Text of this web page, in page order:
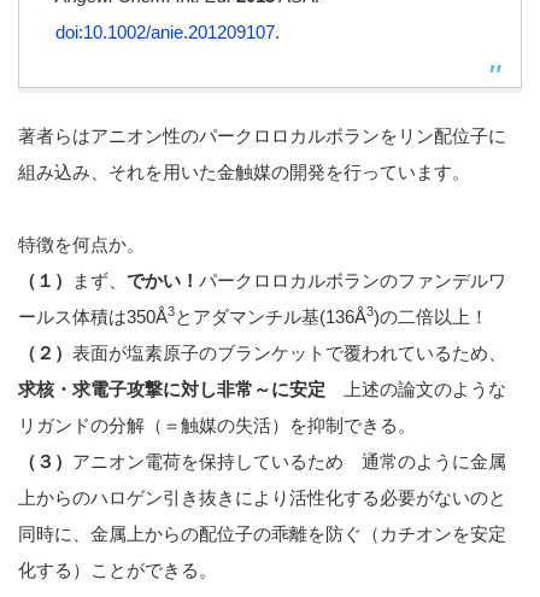
doi:10.1002/anie.201209107.
著者らはアニオン性のパークロロカルボランをリン配位子に
組み込み、それを用いた金触媒の開発を行っています。
特徴を何点か。
（１）
まず、 でかい！ パークロロカルボランのファンデルワ
ールス体積は350Å3とアダマンチル基(136Å3)の二倍以上！
（２） 表面が塩素原子のブランケットで覆われているため、
求核・求電子攻撃に対し非常～に安定 上述の論文のような
リガンドの分解（＝触媒の失活）を抑制できる。
（３） アニオン電荷を保持しているため 通常のように金属
上からのハロゲン引き抜きにより活性化する必要がないのと
同時に、金属上からの配位子の乖離を防ぐ（カチオンを安定
化する）ことができる。